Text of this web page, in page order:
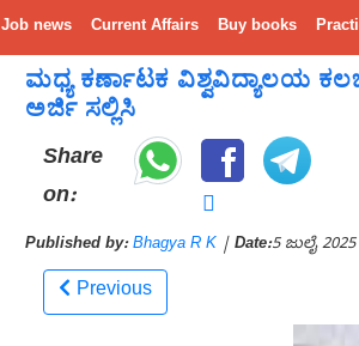
Job news Current Affairs Buy books
ಮಧ್ಯ ಕರ್ಣಾಟಕ ವಿಶ್ವವಿದ್ಯಾಲಯ
ಅರ್ಜಿ ಸಲ್ಲಿಸಿ
Share
on:
Published by: Bhagya R K | Date:5 ಜುಲೈ 2025
Previous